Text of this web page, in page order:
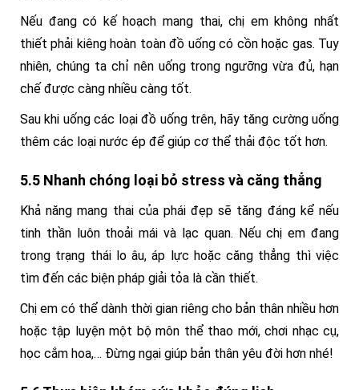
Nếu đang có kế hoạch mang thai, chị em không nhất
thiết phải kiêng hoàn toàn đồ uống có cồn hoặc gas. Tuy
nhiên, chúng ta chỉ nên uống trong ngưỡng vừa đủ, hạn
chế được càng nhiều càng tốt.
Sau khi uống các loại đồ uống trên, hãy tăng cường uống
thêm các loại nước ép để giúp cơ thể thải độc tốt hơn.
5.5 Nhanh chóng loại bỏ stress và căng thẳng
Khả năng mang thai của phái đẹp sẽ tăng đáng kể nếu
tinh thần luôn thoải mái và lạc quan. Nếu chị em đang
trong trạng thái lo âu, áp lực hoặc căng thẳng thì việc
tìm đến các biện pháp giải tỏa là cần thiết.
Chị em có thể dành thời gian riêng cho bản thân nhiều hơn
hoặc tập luyện một bộ môn thể thao mới, chơi nhạc cụ,
học cắm hoa,… Đừng ngại giúp bản thân yêu đời hơn nhé!